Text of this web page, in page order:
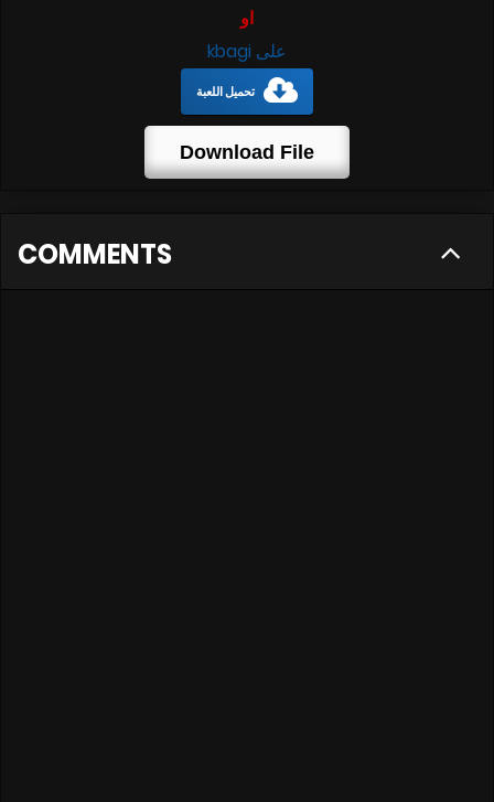
او
على kbagi
تحميل اللعبة
Download File
COMMENTS